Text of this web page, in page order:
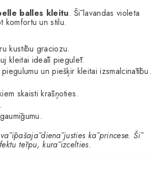
balles kleitu. Šī lavandas violeta
komfortu un stilu.
kustību graciozu.
kleitai ideāli piegulēt.
un piešķir kleitai izsmalcinātību.
skaisti krāšņoties.
īpašajā dienā justies kā princese. Šī
tērpu, kurā izcelties.